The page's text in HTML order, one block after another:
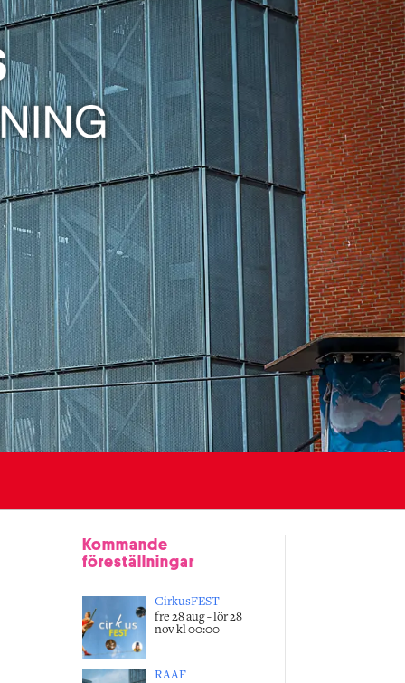
Kommande
föreställningar
CirkusFEST
fre 28 aug - lör 28
nov kl 00:00
RAAF